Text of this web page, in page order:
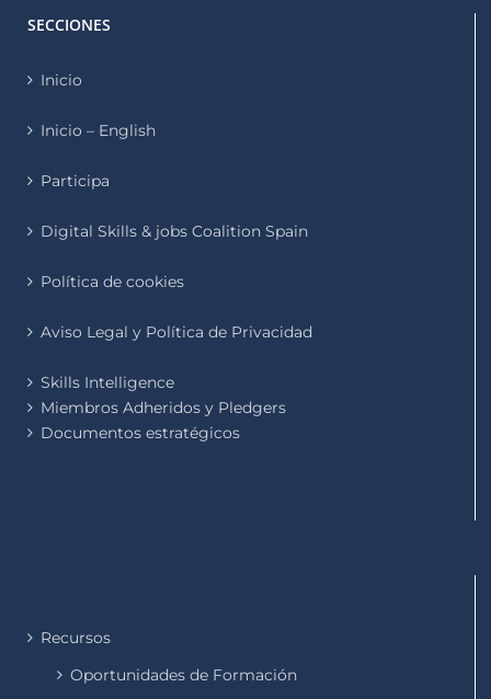
SECCIONES
Inicio
Inicio – English
Participa
Digital Skills & jobs Coalition Spain
Política de cookies
Aviso Legal y Política de Privacidad
Skills Intelligence
Miembros Adheridos y Pledgers
Documentos estratégicos
Recursos
Oportunidades de Formación